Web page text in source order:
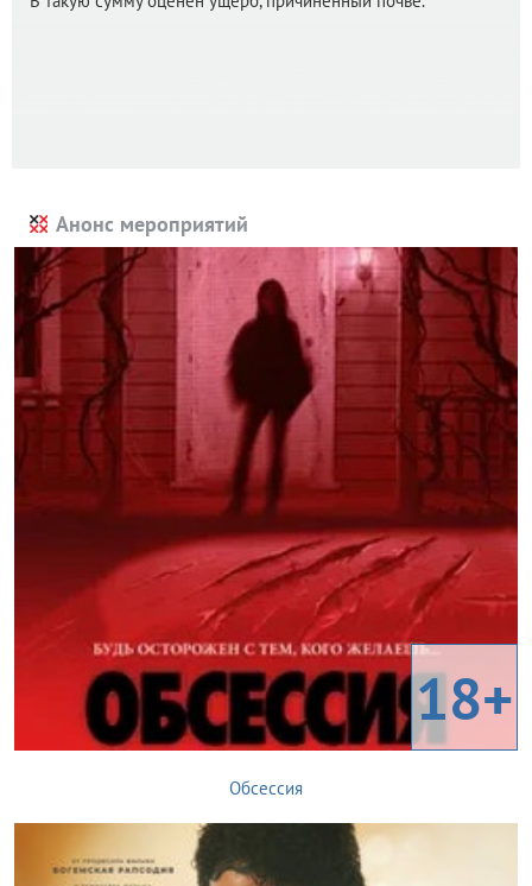
Анонс мероприятий
18+
Обсессия